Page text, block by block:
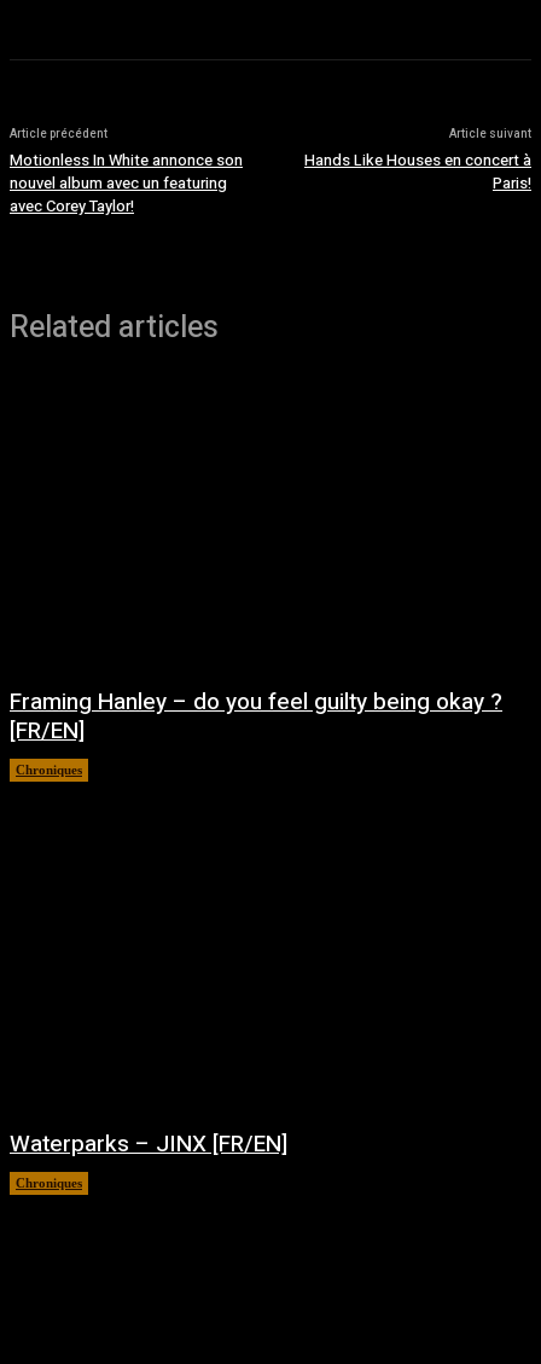
Article précédent
Motionless In White annonce son
nouvel album avec un featuring
avec Corey Taylor!
Article suivant
Hands Like Houses en concert à
Paris!
Related articles
Framing Hanley – do you feel guilty being okay ?
[FR/EN]
Chroniques
Waterparks – JINX [FR/EN]
Chroniques